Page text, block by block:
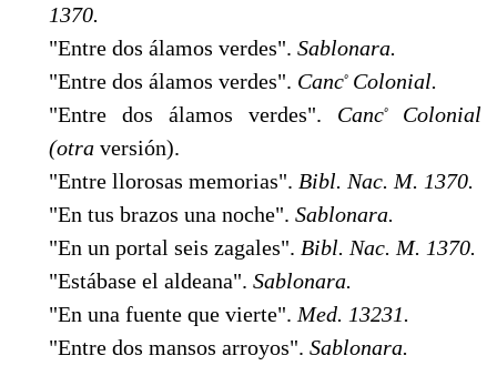
1370.
"Entre dos álamos verdes". Sablonara.
"Entre dos álamos verdes". CancºColonial.
"Entre dos álamos verdes". CancºColonial
(otra versión).
"Entre llorosas memorias". Bibl. Nac. M. 1370.
"En tus brazos una noche". Sablonara.
"En un portal seis zagales". Bibl. Nac. M. 1370.
"Estábase el aldeana". Sablonara.
"En una fuente que vierte". Med. 13231.
"Entre dos mansos arroyos". Sablonara.